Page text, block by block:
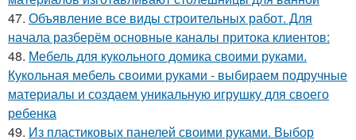
47. Объявление все виды строительных работ. Для
начала разберём основные каналы притока клиентов:
48. Мебель для кукольного домика своими руками.
Кукольная мебель своими руками - выбираем подручные
материалы и создаем уникальную игрушку для своего
ребенка
49. Из пластиковых панелей своими руками. Выбор